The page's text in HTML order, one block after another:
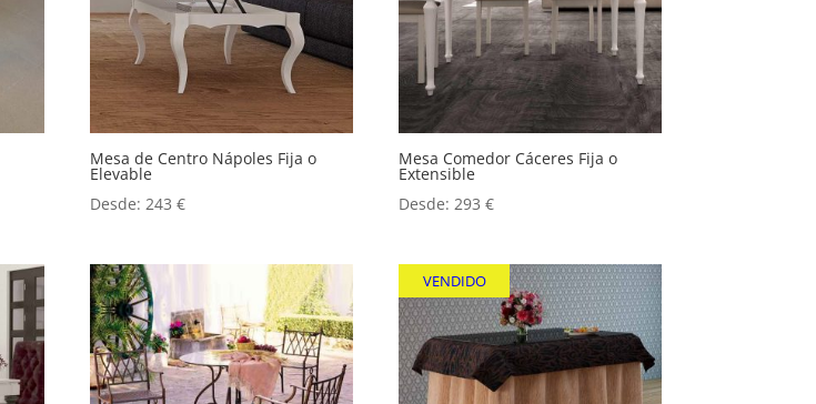
Mesa de Centro Nápoles Fija o
Elevable
Desde: 243€
Mesa Comedor Cáceres Fija o
Extensible
Desde: 293€
VENDIDO